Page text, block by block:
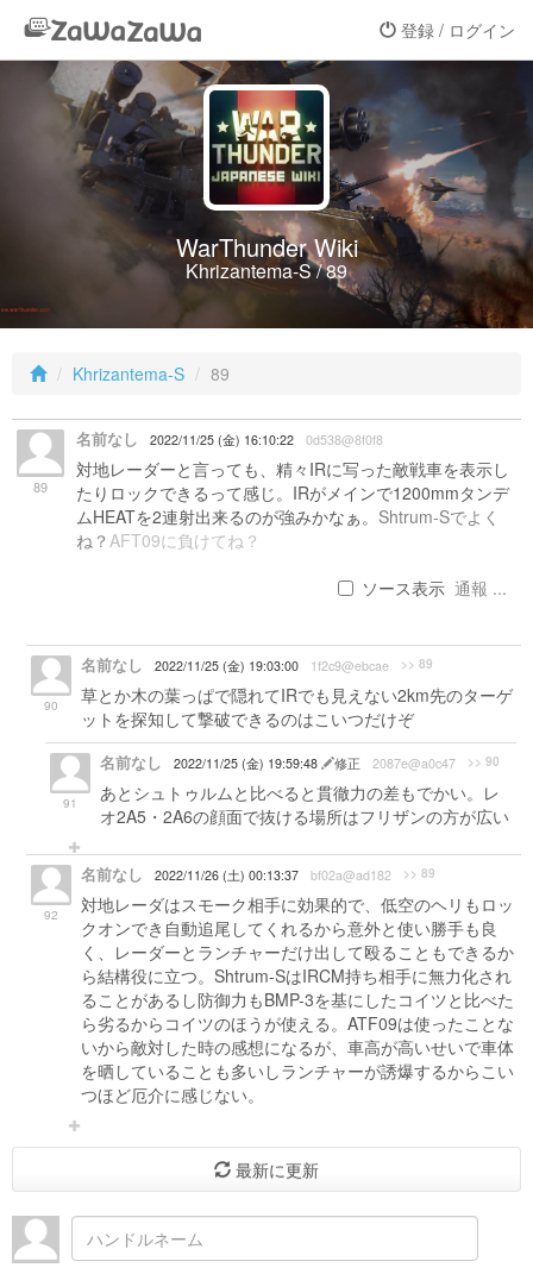
登録 / ログイン
WarThunder Wiki
Khrizantema-S / 89
Khrizantema-S 89
89
名前なし 2022/11/25 (金) 16:10:22 0d538@8f0f8
対地レーダーと言っても、精々IRに写った敵戦車を表示し
たりロックできるって感じ。IRがメインで1200mmタンデ
ムHEATを2連射出来るのが強みかなぁ。 Shtrum-Sでよく
ね？ AFT09に負けてね？
ソース表示 通報 ...
90
名前なし 2022/11/25 (金) 19:03:00 1f2c9@ebcae >> 89
草とか木の葉っぱで隠れてIRでも見えない2km先のターゲ
ットを探知して撃破できるのはこいつだけぞ
91
名前なし 2022/11/25 (金) 19:59:48 修正 2087e@a0c47 >> 90
あとシュトゥルムと比べると貫徹力の差もでかい。レ
オ2A5・2A6の顔面で抜ける場所はフリザンの方が広い
92
名前なし 2022/11/26 (土) 00:13:37 bf02a@ad182 >> 89
対地レーダはスモーク相手に効果的で、低空のヘリもロッ
クオンでき自動追尾してくれるから意外と使い勝手も良
く、レーダーとランチャーだけ出して殴ることもできるか
ら結構役に立つ。Shtrum-SはIRCM持ち相手に無力化され
ることがあるし防御力もBMP-3を基にしたコイツと比べた
ら劣るからコイツのほうが使える。ATF09は使ったことな
いから敵対した時の感想になるが、車高が高いせいで車体
を晒していることも多いしランチャーが誘爆するからこい
つほど厄介に感じない。
最新に更新